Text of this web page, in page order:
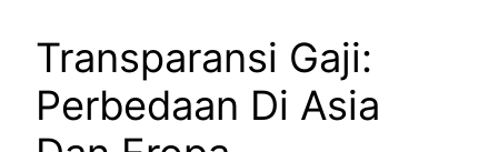
Transparansi Gaji:
Perbedaan Di Asia